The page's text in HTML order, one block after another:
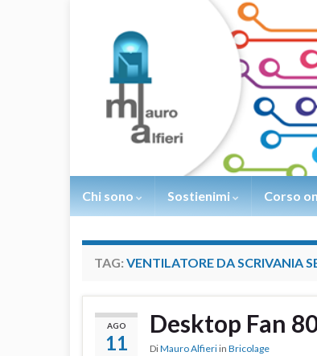
Chi sono Sostienimi Corso
TAG: VENTILATORE DA SCRIVANIA
AGO
11
Desktop Fan
DiMauro Alfieri in Bricolage